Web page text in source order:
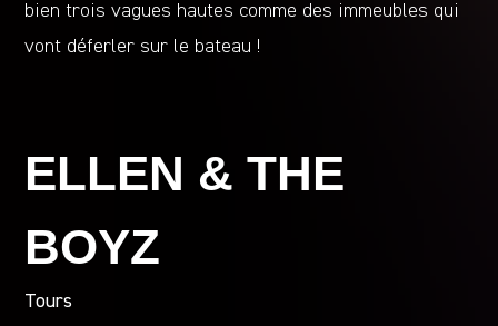
bien trois vagues hautes comme des immeubles qui
vont déferler sur le bateau !
ELLEN & THE
BOYZ
Tours